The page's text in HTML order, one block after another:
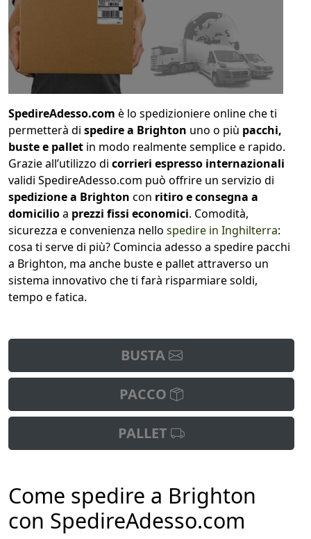
SpedireAdesso.com è lo spedizioniere online che ti
permetterà di spedire a Brighton uno o più pacchi,
buste e pallet in modo realmente semplice e rapido.
Grazie all’utilizzo di corrieri espresso internazionali
validi SpedireAdesso.com può offrire un servizio di
spedizione a Brighton con ritiro e consegna a
domicilioa prezzi fissi economici. Comodità,
sicurezza e convenienza nello spedire in Inghilterra:
cosa ti serve di più? Comincia adesso a spedire pacchi
a Brighton, ma anche buste e pallet attraverso un
sistema innovativo che ti farà risparmiare soldi,
tempo e fatica.
BUSTA
PACCO
PALLET
Come spedire a Brighton
con SpedireAdesso.com